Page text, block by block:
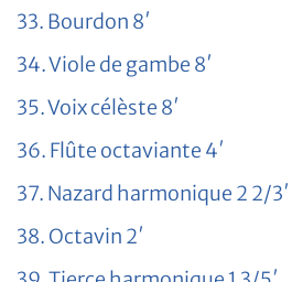
33. Bourdon 8′
34. Viole de gambe 8′
35. Voix célèste 8′
36. Flûte octaviante 4′
37. Nazard harmonique 2 2/3′
38. Octavin 2′